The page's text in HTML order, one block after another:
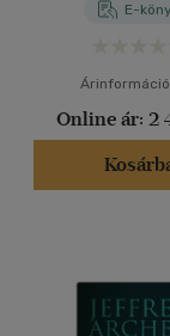
E-
Online ár: 2